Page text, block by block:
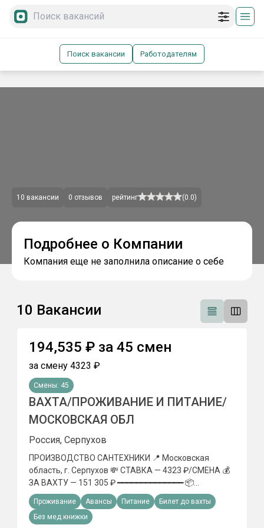
Поиск вакансии Работодателям
10 вакансии 0 отзывов рейтинг (0.0)
Подробнее о Компании
Компания еще не заполнила описание о себе
10 Вакансии
ВАХТА/ПРОЖИВАНИЕ И ПИТАНИЕ/
МОСКОВСКАЯ ОБЛ
Россия, Серпухов
ПРОИЗВОДСТВО САНТЕХНИКИ 📍 Московская
область, г. Серпухов 💸 СТАВКА — 4323 ₽/СМЕНА 💰
ЗА ВАХТУ — 151 305 ₽ ━━━━━━━━━━━━━━ 📦
ТРЕБУЮТСЯ: ➡ ГРУЗЧИКИ 👷 Мужчины до 35 лет ✅
Гражданство РФ / РБ / СНГ ✅ СНГ — полный пакет
документов ━━━━━━━━━━━━━━ 📅 УСЛОВИЯ РАБОТЫ:
Проживание Авансы Питание
Билет до вахты
Без мед.книжки
194,535 ₽ за 45 смен
за смену 4323 ₽
Смены: 45